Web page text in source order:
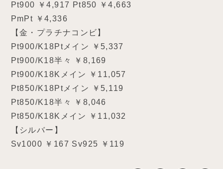
Pt900 ￥4,917 Pt850 ￥4,663
PmPt ￥4,336
【金・プラチナコンビ】
Pt900/K18Ptメイン ￥5,337
Pt900/K18半々 ￥8,169
Pt900/K18Kメイン ￥11,057
Pt850/K18Ptメイン ￥5,119
Pt850/K18半々 ￥8,046
Pt850/K18Kメイン ￥11,032
【シルバー】
Sv1000 ￥167 Sv925 ￥119